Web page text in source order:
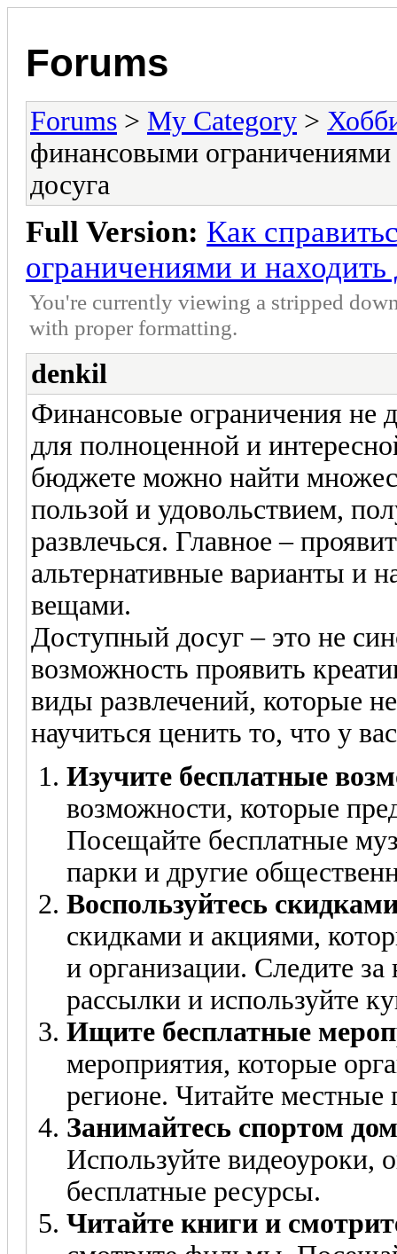
Forums
Forums > My Category >
финансовыми
досуга
Full Version: Как
ограничениями и
You're currently viewing a stripped
with proper formatting.
denkil
Финансовые ограничения не
для полноценной и
бюджете можно найти
пользой и удовольствием,
развлечься. Главное –
альтернативные варианты и
вещами.
Доступный досуг – это не
возможность проявить
виды развлечений, которые
научиться ценить то, что у
Изучите бесплатные
возможности, которые
Посещайте бесплатные
парки и другие
Воспользуйтесь
скидками и акциями,
и организации. Следите
рассылки и используйте
Ищите бесплатные
мероприятия, которые
регионе. Читайте
Занимайтесь спортом
Используйте видеоуроки,
бесплатные ресурсы.
Читайте книги и